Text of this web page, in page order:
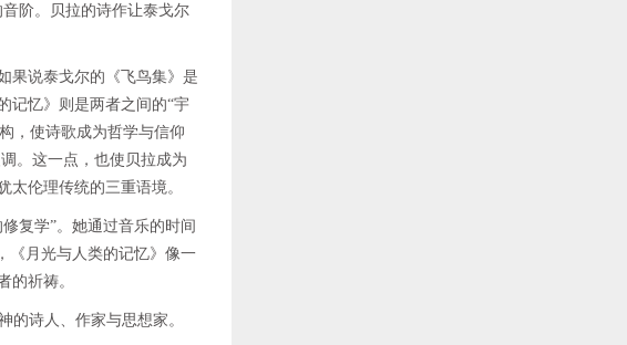
阶。贝拉的诗作让泰戈尔
果说泰戈尔的《飞鸟集》是
记忆》则是两者之间的“宇
，使诗歌成为哲学与信仰
。这一点，也使贝拉成为
伦理传统的三重语境。
复学”。她通过音乐的时间
《月光与人类的记忆》像一
的祈祷。
的诗人、作家与思想家。